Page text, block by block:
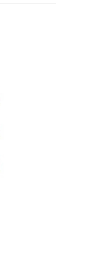
付」服務完成之
相關給付款項請
意方可使用
公司不負相關責
狀況，依本公司
本公司將視審查
惡意使用之情
並採取法律行